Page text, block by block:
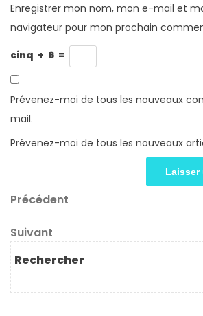
Enregistrer mon nom, mon e-mail et
navigateur pour mon prochain
cinq + 6 =
Prévenez-moi de tous les nouveaux
mail.
Prévenez-moi de tous les nouveaux
Navigation
de
l’article
Article
Précédent
Article
suivant
Suivant
Rechercher